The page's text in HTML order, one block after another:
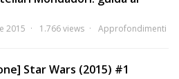
2015 1.766 views Approfondimenti
Star Wars (2015) #1